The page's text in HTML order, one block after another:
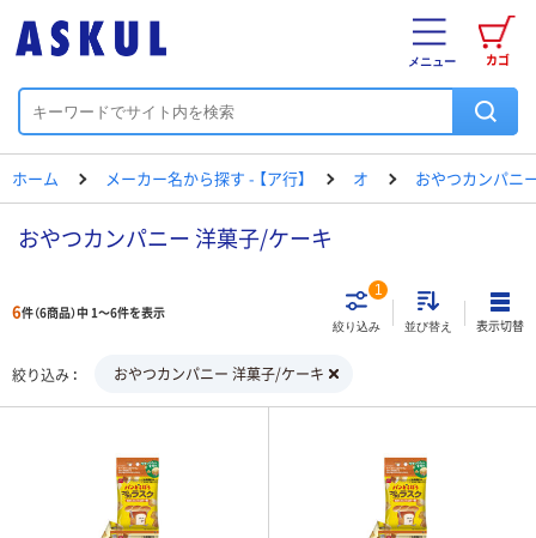
カゴ
メニュー
ホーム メーカー名から探す - 【ア行】 オ おやつカンパニ
おやつカンパニー 洋菓子/ケーキ
6件（6商品）中 1～6件を表示
絞り込み
1
並び替え 表示切替
絞り込み おやつカンパニー 洋菓子/ケーキ